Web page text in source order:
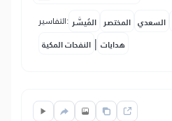
التفاسير: المُيسَّر المختصر السعدي
النفحات المكية | هدايات